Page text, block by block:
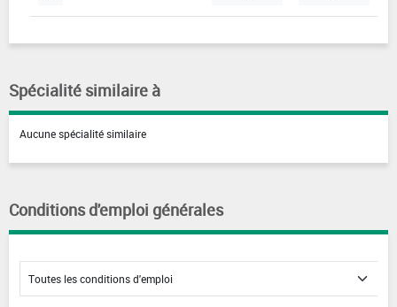
Spécialité similaire à
Aucune spécialité similaire
Conditions d'emploi générales